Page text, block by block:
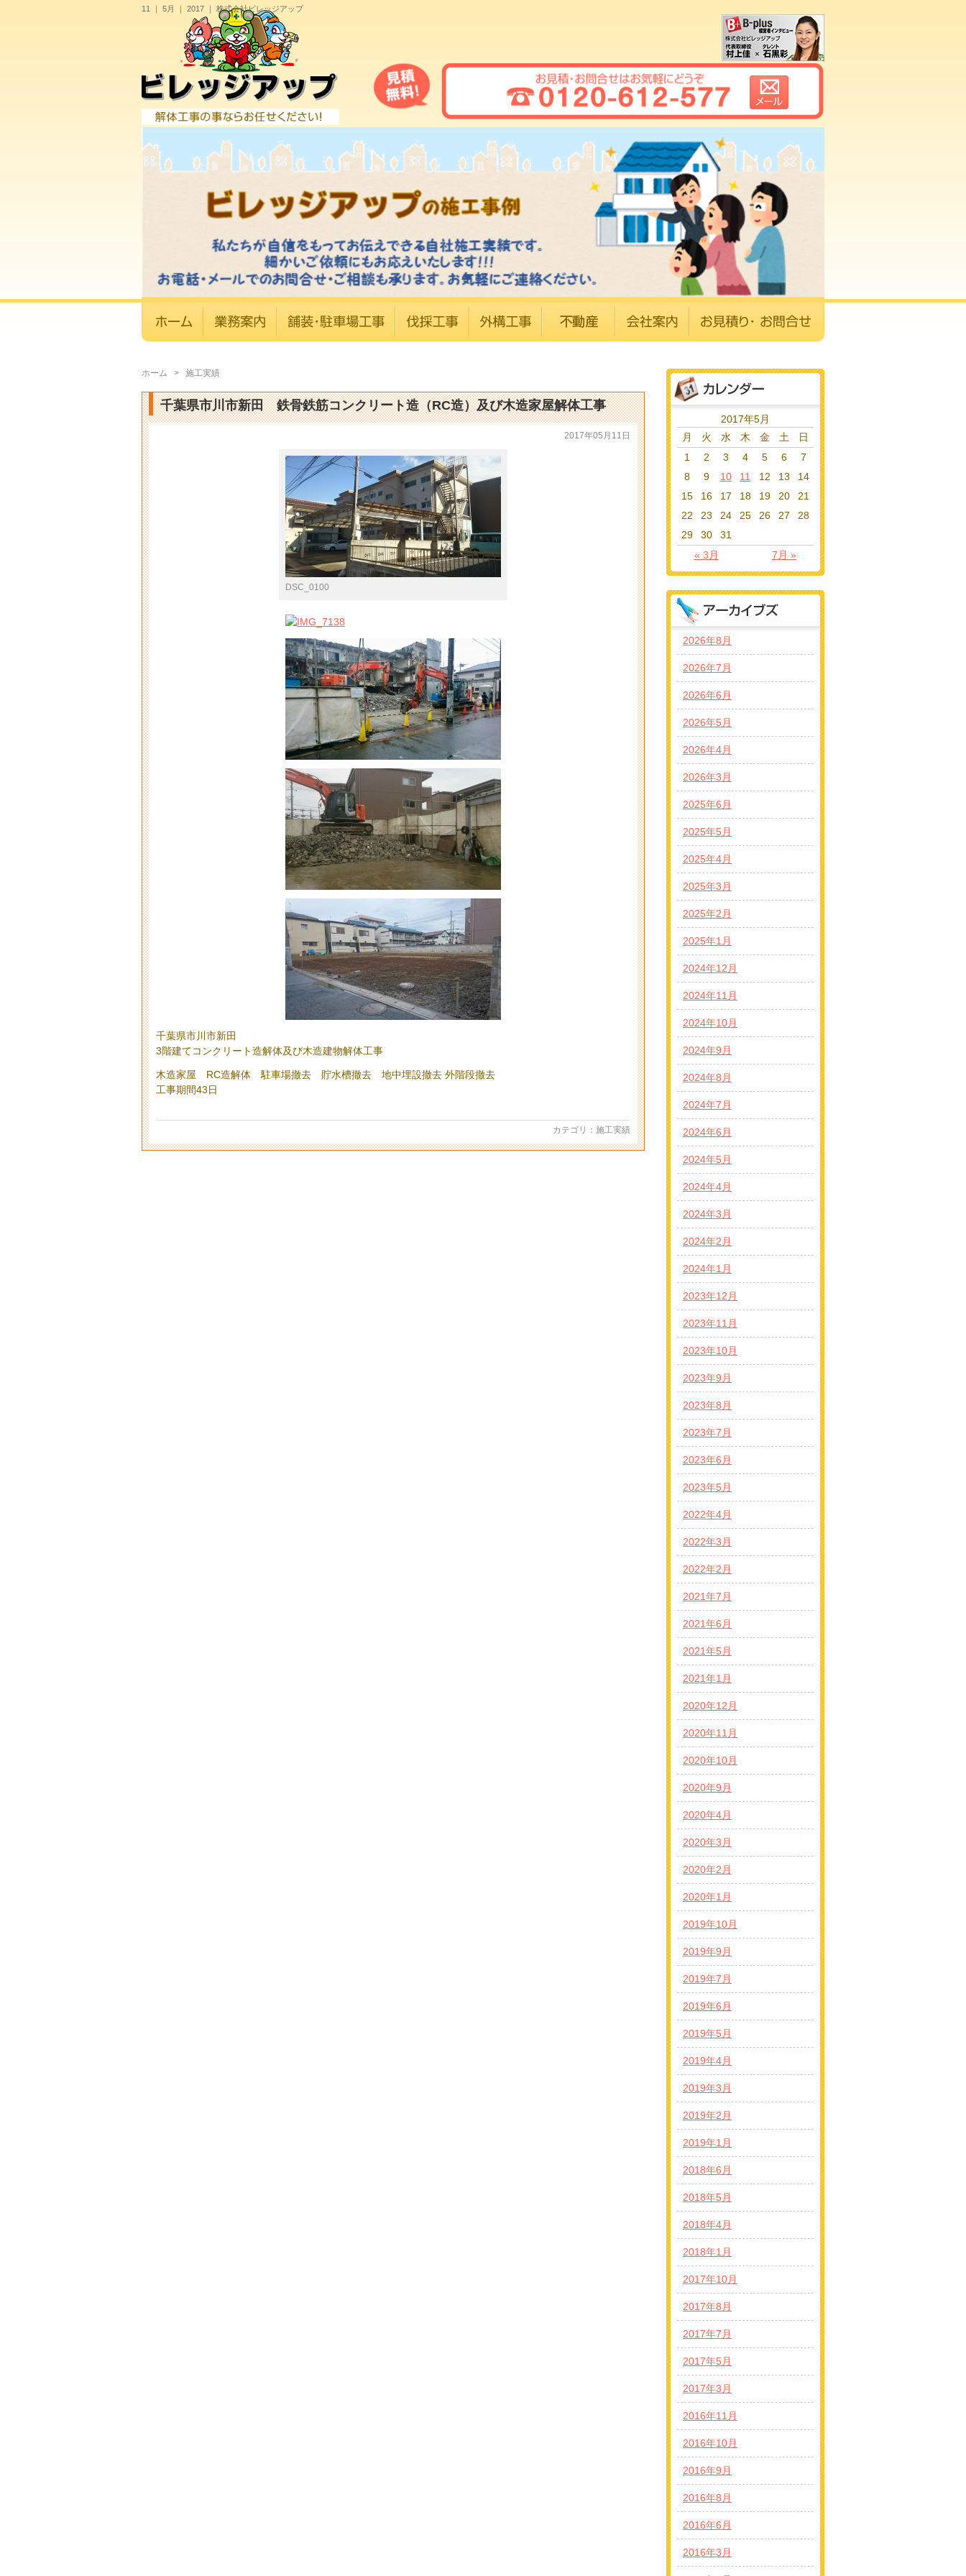
11 ｜ 5月 ｜ 2017 ｜ 株式会社ビレッジアップ
ホーム > 施工実績
千葉県市川市新田 鉄骨鉄筋コンクリート造（RC造）及び木造家屋解体工事
2017年05月11日
DSC_0100
千葉県市川市新田
3階建てコンクリート造解体及び木造建物解体工事
木造家屋 RC造解体 駐車場撤去 貯水槽撤去 地中埋設撤去 外階段撤去
工事期間43日
カテゴリ： 施工実績
2017年5月
月
火 水 木 金 土 日
« 3月 7月 »
1 2 3 4 5 6
7
8
9 10 11 12 13
14
15
16 17 18 19 20
21
22
23 24 25 26 27
28
29
30 31
2026年8月
2026年7月
2026年6月
2026年5月
2026年4月
2026年3月
2025年6月
2025年5月
2025年4月
2025年3月
2025年2月
2025年1月
2024年12月
2024年11月
2024年10月
2024年9月
2024年8月
2024年7月
2024年6月
2024年5月
2024年4月
2024年3月
2024年2月
2024年1月
2023年12月
2023年11月
2023年10月
2023年9月
2023年8月
2023年7月
2023年6月
2023年5月
2022年4月
2022年3月
2022年2月
2021年7月
2021年6月
2021年5月
2021年1月
2020年12月
2020年11月
2020年10月
2020年9月
2020年4月
2020年3月
2020年2月
2020年1月
2019年10月
2019年9月
2019年7月
2019年6月
2019年5月
2019年4月
2019年3月
2019年2月
2019年1月
2018年6月
2018年5月
2018年4月
2018年1月
2017年10月
2017年8月
2017年7月
2017年5月
2017年3月
2016年11月
2016年10月
2016年9月
2016年8月
2016年6月
2016年3月